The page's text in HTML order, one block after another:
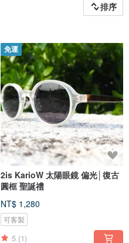
排序
免運
2is KarioW 太陽眼鏡 偏光│復古
圓框 聖誕禮
NT$ 1,280
可客製
5 (1)